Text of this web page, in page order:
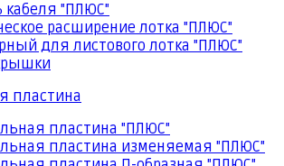
кабеля "ПЛЮС"
расширение лотка "ПЛЮС"
для листового лотка "ПЛЮС"
пластина
пластина "ПЛЮС"
пластина изменяемая "ПЛЮС"